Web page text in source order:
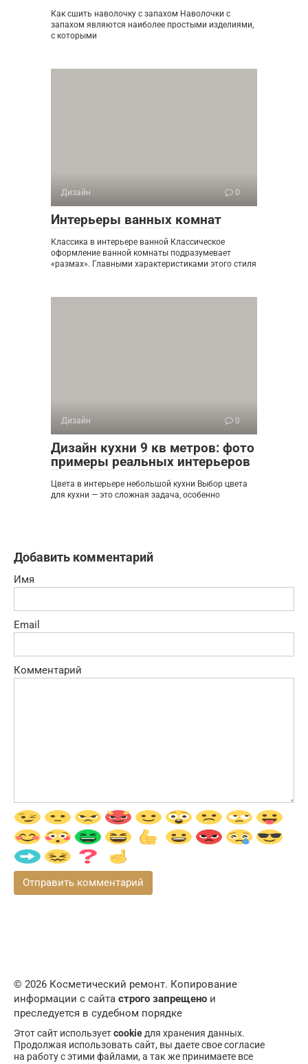
Как сшить наволочку с запахом Наволочки с
запахом являются наиболее простыми изделиями,
с которыми
Дизайн 0
Интерьеры ванных комнат
Классика в интерьере ванной Классическое
оформление ванной комнаты подразумевает
«размах». Главными характеристиками этого стиля
Дизайн 0
Дизайн кухни 9 кв метров: фото
примеры реальных интерьеров
Цвета в интерьере небольшой кухни Выбор цвета
для кухни — это сложная задача, особенно
Добавить комментарий
Имя
Email
Комментарий
© 2026 Косметический ремонт. Копирование
информации с сайта строго запрещено и
преследуется в судебном порядке
Этот сайт используетcookie для хранения данных.
Продолжая использовать сайт, вы даете свое согласие
на работу с этими файлами, а так же принимаете все